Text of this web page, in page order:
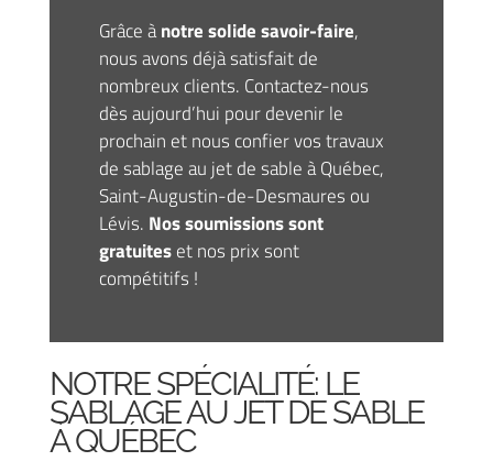
Grâce ànotre solide savoir-faire,
nous avons déjà satisfait de
nombreux clients. Contactez-nous
dès aujourd’hui pour devenir le
prochain et nous confier vos travaux
de sablage au jet de sable à Québec,
Saint-Augustin-de-Desmaures ou
Lévis. Nos soumissions sont
gratuiteset nos prix sont
compétitifs !
NOTRE SPÉCIALITÉ: LE
SABLAGE AU JET DE SABLE
À QUÉBEC